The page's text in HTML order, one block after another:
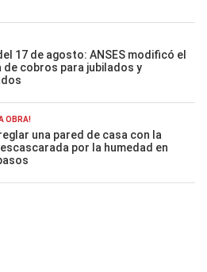
17 de agosto: ANSES modificó el
de cobros para jubilados y
OBRA!
una pared de casa con la
por la humedad en